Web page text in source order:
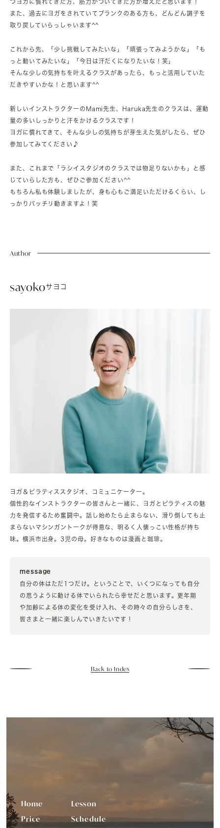
つヨガに慣れてきた方、筋力がついてきた方が増えたと思います！
また、過去にヨガをされていてブランクのある方も、どんどん調子を
取り戻していらっしゃいます^^
これから先、「少し挑戦してみたいな」「頑張ってみようかな」「も
っと動いてみたいな」「今日は汗だくになりたいな！笑」
そんな少しの気持ちを叶えるクラスがあったら、もっと活用していた
だきやすいかな！と思います^^
新しいインストラクターのMami先生、Haruka先生のクラスは、運動
量の多いしっかりと汗をかけるクラスです！
ヨガに慣れてきて、そんな少しの気持ちが芽生えた気がしたら、ぜひ
参加してみてください♪
また、これまで「ラシイスタジオのクラスでは物足りないかも」と感
じていらした方も、ぜひご参加ください^^
もちろん私も体験しましたが、身も心もご満足いただけるくらい、し
っかりバッチリ動きますよ！笑
Author
sayokoサヨコ
ヨガ＆ピラティススタジオ、コミュニケーター。
個性的なインストラクターの皆さんと一緒に、ヨガとピラティスの魅
力を発信するため奮闘中。話し始めたら止まらない、滑り倒しても止
まらないマシンガントークが得意な、明るく人懐っこい性格が持ち
味。横浜市出身。3児の母。好きなものは漫画と珈琲。
message
自分の体はただ1つだけ。ということで、いくつになっても自分
の思うように動ける体でいられたら幸せだと思います。更年期
や加齢による体の変化を受け入れ、その時々の自分らしさを、
皆さまと一緒に楽しんでいきたいです！
Back to Index
Home
Lesson
Price
Schedule